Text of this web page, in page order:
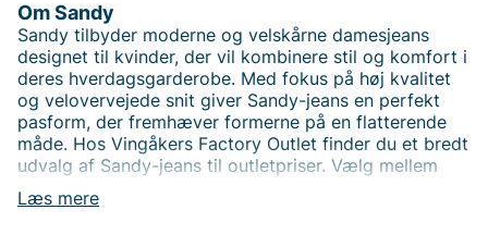
Læs mere
Om Sandy
Sandy tilbyder moderne og velskårne damesjeans
designet til kvinder, der vil kombinere stil og komfort i
deres hverdagsgarderobe. Med fokus på høj kvalitet
og velovervejede snit giver Sandy-jeans en perfekt
pasform, der fremhæver formerne på en flatterende
måde. Hos Vingåkers Factory Outlet finder du et bredt
udvalg af Sandy-jeans til outletpriser. Vælg mellem
forskellige vaske, pasformer og detaljer, så du kan
finde dine nye denimfavoritter.